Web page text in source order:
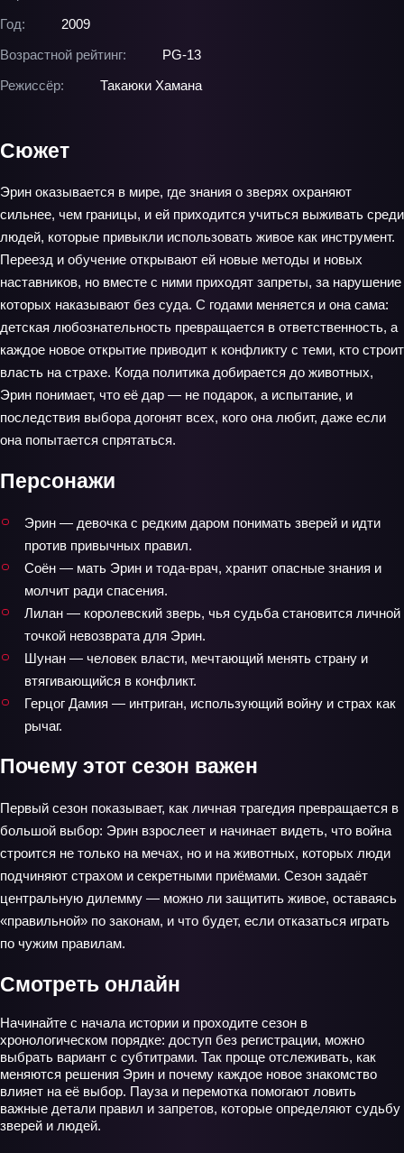
Год:
2009
Возрастной рейтинг:
PG-13
Режиссёр:
Такаюки Хамана
Сюжет
Эрин оказывается в мире, где знания о зверях охраняют
сильнее, чем границы, и ей приходится учиться выживать среди
людей, которые привыкли использовать живое как инструмент.
Переезд и обучение открывают ей новые методы и новых
наставников, но вместе с ними приходят запреты, за нарушение
которых наказывают без суда. С годами меняется и она сама:
детская любознательность превращается в ответственность, а
каждое новое открытие приводит к конфликту с теми, кто строит
власть на страхе. Когда политика добирается до животных,
Эрин понимает, что её дар — не подарок, а испытание, и
последствия выбора догонят всех, кого она любит, даже если
она попытается спрятаться.
Персонажи
Эрин — девочка с редким даром понимать зверей и идти
против привычных правил.
Соён — мать Эрин и тода-врач, хранит опасные знания и
молчит ради спасения.
Лилан — королевский зверь, чья судьба становится личной
точкой невозврата для Эрин.
Шунан — человек власти, мечтающий менять страну и
втягивающийся в конфликт.
Герцог Дамия — интриган, использующий войну и страх как
рычаг.
Почему этот сезон важен
Первый сезон показывает, как личная трагедия превращается в
большой выбор: Эрин взрослеет и начинает видеть, что война
строится не только на мечах, но и на животных, которых люди
подчиняют страхом и секретными приёмами. Сезон задаёт
центральную дилемму — можно ли защитить живое, оставаясь
«правильной» по законам, и что будет, если отказаться играть
по чужим правилам.
Смотреть онлайн
Начинайте с начала истории и проходите сезон в
хронологическом порядке: доступ без регистрации, можно
выбрать вариант с субтитрами. Так проще отслеживать, как
меняются решения Эрин и почему каждое новое знакомство
влияет на её выбор. Пауза и перемотка помогают ловить
важные детали правил и запретов, которые определяют судьбу
зверей и людей.